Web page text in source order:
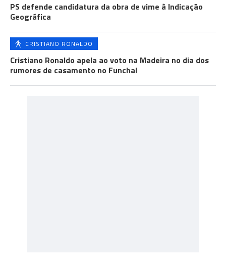
PS defende candidatura da obra de vime à Indicação
Geográfica
CRISTIANO RONALDO
Cristiano Ronaldo apela ao voto na Madeira no dia dos
rumores de casamento no Funchal